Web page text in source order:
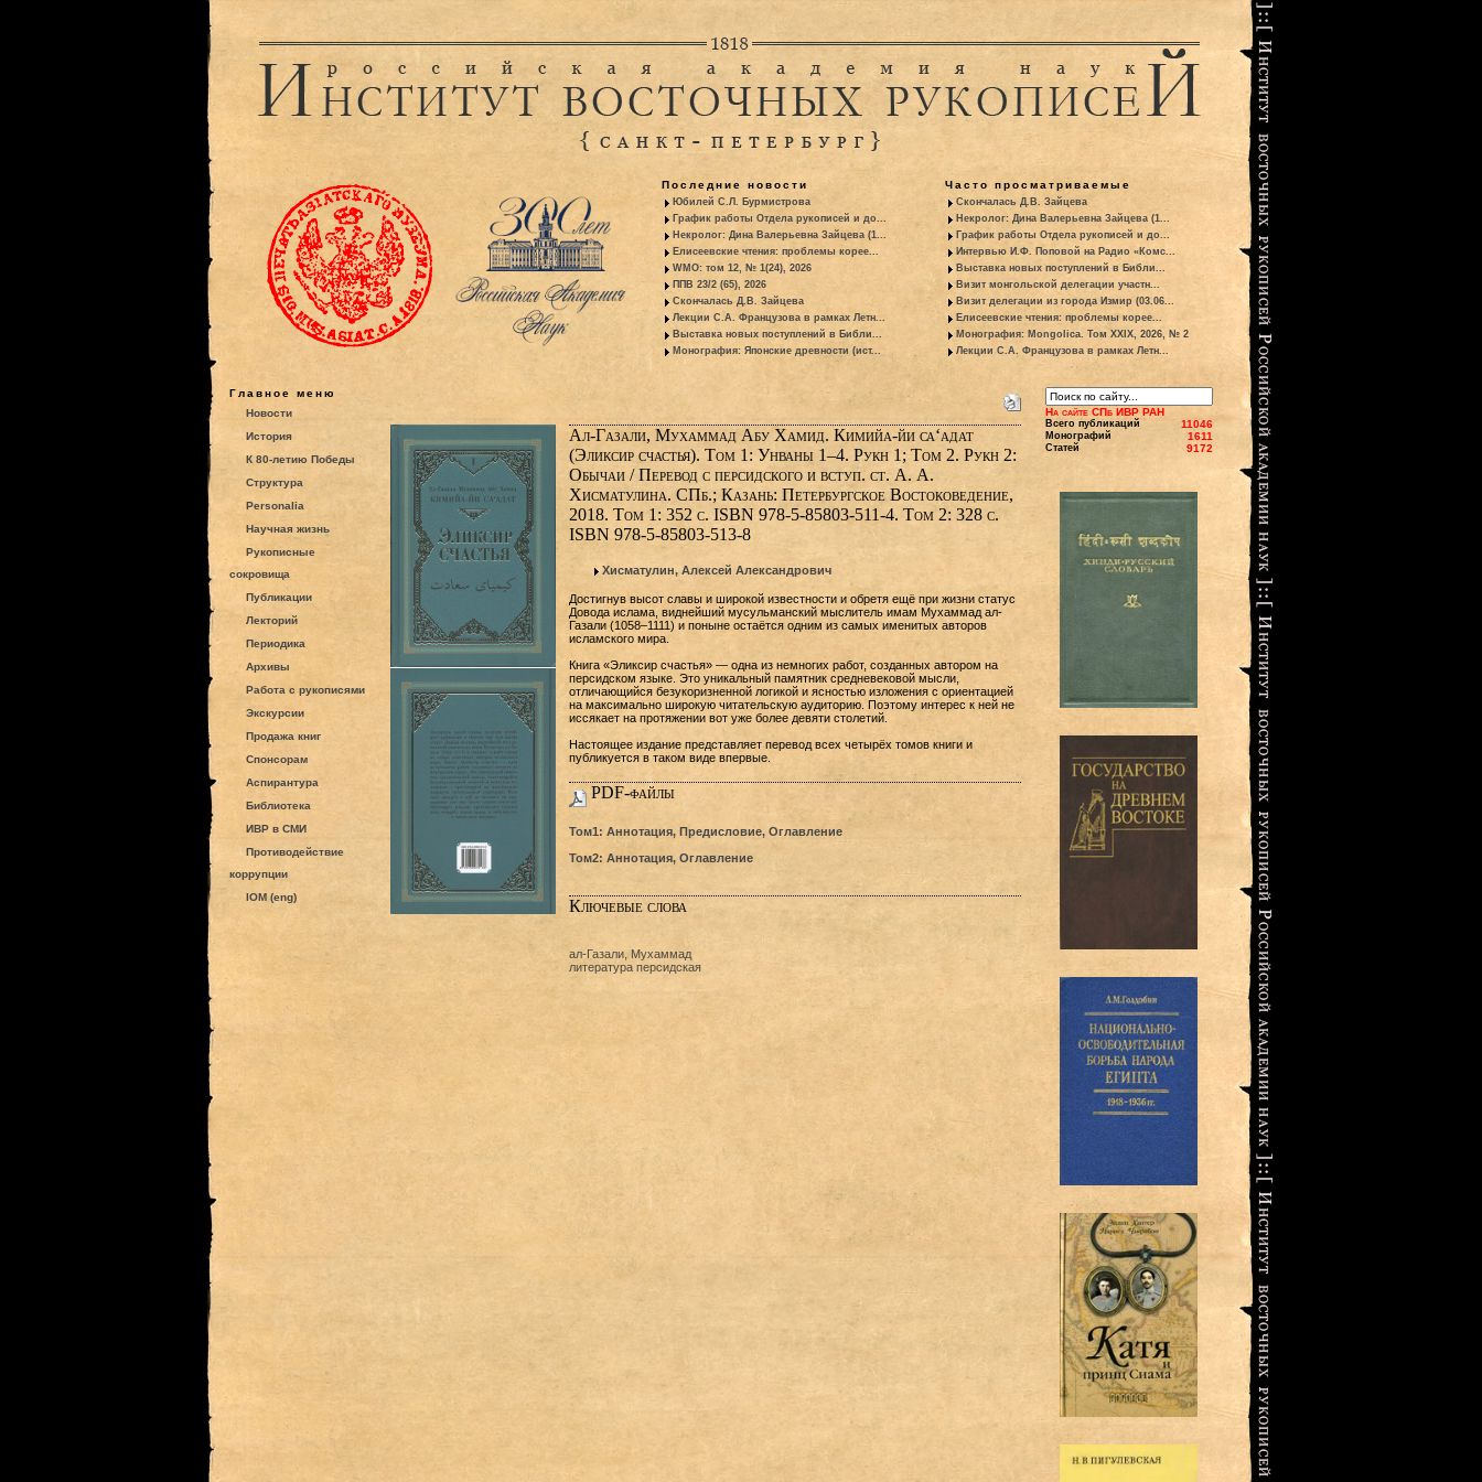
Последние новости
Юбилей С.Л. Бурмистрова
График работы Отдела рукописей и до...
Некролог: Дина Валерьевна Зайцева (1...
Елисеевские чтения: проблемы корее...
WMO: том 12, № 1(24), 2026
ППВ 23/2 (65), 2026
Скончалась Д.В. Зайцева
Лекции С.А. Французова в рамках Летн...
Выставка новых поступлений в Библи...
Монография: Японские древности (ист...
Часто просматриваемые
Скончалась Д.В. Зайцева
Некролог: Дина Валерьевна Зайцева (1...
График работы Отдела рукописей и до...
Интервью И.Ф. Поповой на Радио «Комс...
Выставка новых поступлений в Библи...
Визит монгольской делегации участн...
Визит делегации из города Измир (03.06...
Елисеевские чтения: проблемы корее...
Монография: Mongolica. Том XXIX, 2026, № 2
Лекции С.А. Французова в рамках Летн...
Главное меню
Новости
История
К 80-летию Победы
Структура
Personalia
Научная жизнь
Рукописные
сокровища
Публикации
Лекторий
Периодика
Архивы
Работа с рукописями
Экскурсии
Продажа книг
Спонсорам
Аспирантура
Библиотека
ИВР в СМИ
Противодействие
коррупции
IOM (eng)
Ал-Газали, Мухаммад Абу Хамид. Кимийа-йи са‘адат
(Эликсир счастья). Том 1: Унваны 1–4. Рукн 1; Том 2. Рукн 2:
Обычаи / Перевод с персидского и вступ. ст. А. А.
Хисматулина. СПб.; Казань: Петербургское Востоковедение,
2018. Том 1: 352 с. ISBN 978-5-85803-511-4. Том 2: 328 с.
ISBN 978-5-85803-513-8
Хисматулин, Алексей Александрович
Достигнув высот славы и широкой известности и обретя ещё при жизни статус
Довода ислама, виднейший мусульманский мыслитель имам Мухаммад ал-
Газали (1058–1111) и поныне остаётся одним из самых именитых авторов
исламского мира.
Книга «Эликсир счастья» — одна из немногих работ, созданных автором на
персидском языке. Это уникальный памятник средневековой мысли,
отличающийся безукоризненной логикой и ясностью изложения с ориентацией
на максимально широкую читательскую аудиторию. Поэтому интерес к ней не
иссякает на протяжении вот уже более девяти столетий.
Настоящее издание представляет перевод всех четырёх томов книги и
публикуется в таком виде впервые.
PDF-файлы
Том1: Аннотация, Предисловие, Оглавление
Том2: Аннотация, Оглавление
Ключевые слова
ал-Газали, Мухаммад
литература персидская
На сайте СПб ИВР РАН
Всего публикаций 11046
Монографий 1611
Статей 9172